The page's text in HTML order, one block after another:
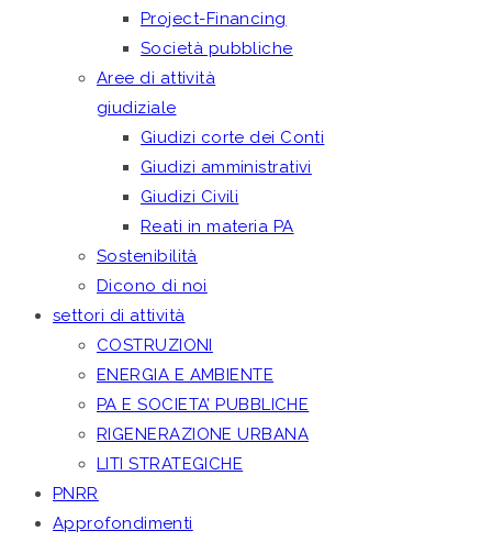
Project-Financing
Società pubbliche
Aree di attività
giudiziale
Giudizi corte dei Conti
Giudizi amministrativi
Giudizi Civili
Reati in materia PA
Sostenibilità
Dicono di noi
settori di attività
COSTRUZIONI
ENERGIA E AMBIENTE
PA E SOCIETA’ PUBBLICHE
RIGENERAZIONE URBANA
LITI STRATEGICHE
PNRR
Approfondimenti